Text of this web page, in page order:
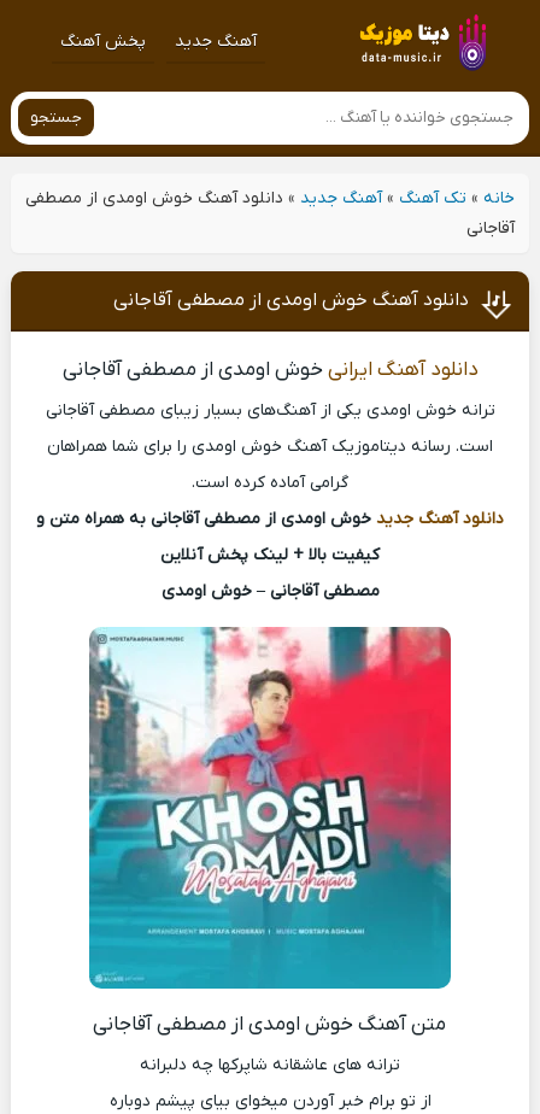
آهنگ جدید پخش آهنگ
جستجو
خانه» تک آهنگ »آهنگ جدید » دانلود آهنگ خوش اومدی از مصطفی
آقاجانی
دانلود آهنگ خوش اومدی از مصطفی آقاجانی
دانلود آهنگ ایرانیخوش اومدی از مصطفی آقاجانی
ترانه خوش اومدی یکی از آهنگ‌های بسیار زیبای مصطفی آقاجانی
است. رسانه دیتاموزیک آهنگ خوش اومدی را برای شما همراهان
گرامی آماده کرده است.
دانلود آهنگ جدید خوش اومدی از مصطفی آقاجانی به همراه متن و
کیفیت بالا + لینک پخش آنلاین
مصطفی آقاجانی – خوش اومدی
متن آهنگ خوش اومدی از مصطفی آقاجانی
ترانه های عاشقانه شاپرکها چه دلبرانه
از تو برام خبر آوردن میخوای بیای پیشم دوباره